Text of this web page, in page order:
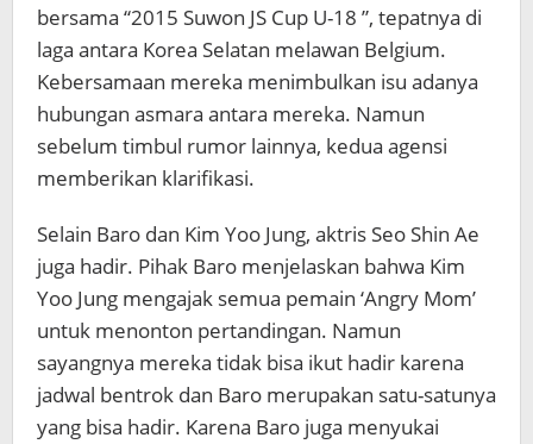
bersama “2015 Suwon JS Cup U-18 ”, tepatnya di
laga antara Korea Selatan melawan Belgium.
Kebersamaan mereka menimbulkan isu adanya
hubungan asmara antara mereka. Namun
sebelum timbul rumor lainnya, kedua agensi
memberikan klarifikasi.
Selain Baro dan Kim Yoo Jung, aktris Seo Shin Ae
juga hadir. Pihak Baro menjelaskan bahwa Kim
Yoo Jung mengajak semua pemain ‘Angry Mom’
untuk menonton pertandingan. Namun
sayangnya mereka tidak bisa ikut hadir karena
jadwal bentrok dan Baro merupakan satu-satunya
yang bisa hadir. Karena Baro juga menyukai